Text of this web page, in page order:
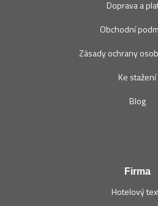
Doprava a
Obchodní
Zásady ochrany
Ke stažení
Blog
Firma
Hotelový